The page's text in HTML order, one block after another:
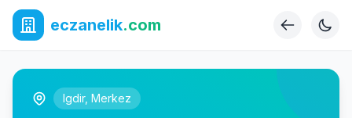
eczanelik.com
Igdir, Merkez